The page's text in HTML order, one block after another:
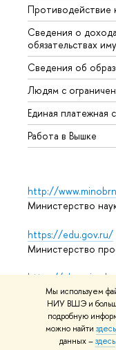
Мы используем
НИУ ВШЭ и
подробную
можно найти здесь
данных –здесь
Противодействие
Сведения о
обязательствах
Сведения об
Людям с
Единая платежная
Работа в Вышке
http://
Министерство
https://edu.gov.ru/
Министерство
https://
Массовые
© НИУ ВШЭ